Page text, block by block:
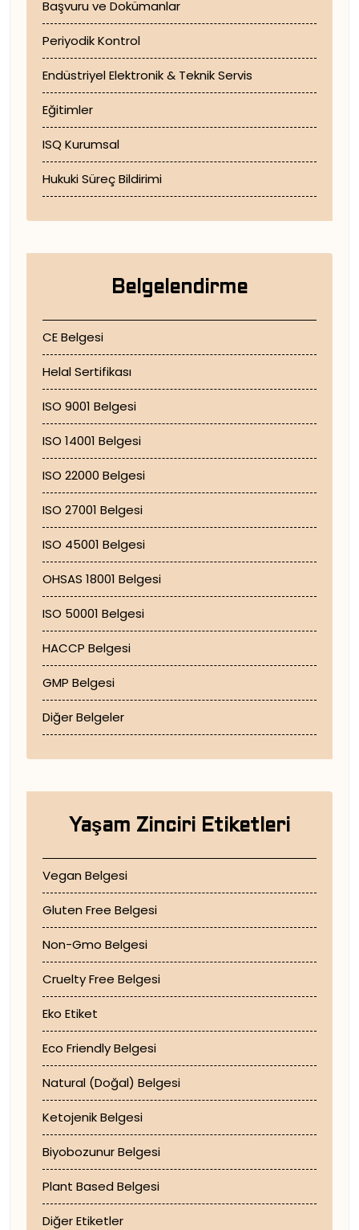
Başvuru ve Dokümanlar
Periyodik Kontrol
Endüstriyel Elektronik & Teknik Servis
Eğitimler
ISQ Kurumsal
Hukuki Süreç Bildirimi
Belgelendirme
CE Belgesi
Helal Sertifikası
ISO 9001 Belgesi
ISO 14001 Belgesi
ISO 22000 Belgesi
ISO 27001 Belgesi
ISO 45001 Belgesi
OHSAS 18001 Belgesi
ISO 50001 Belgesi
HACCP Belgesi
GMP Belgesi
Diğer Belgeler
Yaşam Zinciri Etiketleri
Vegan Belgesi
Gluten Free Belgesi
Non-Gmo Belgesi
Cruelty Free Belgesi
Eko Etiket
Eco Friendly Belgesi
Natural (Doğal) Belgesi
Ketojenik Belgesi
Biyobozunur Belgesi
Plant Based Belgesi
Diğer Etiketler